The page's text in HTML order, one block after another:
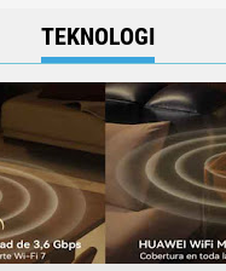
TEKNOLOGI